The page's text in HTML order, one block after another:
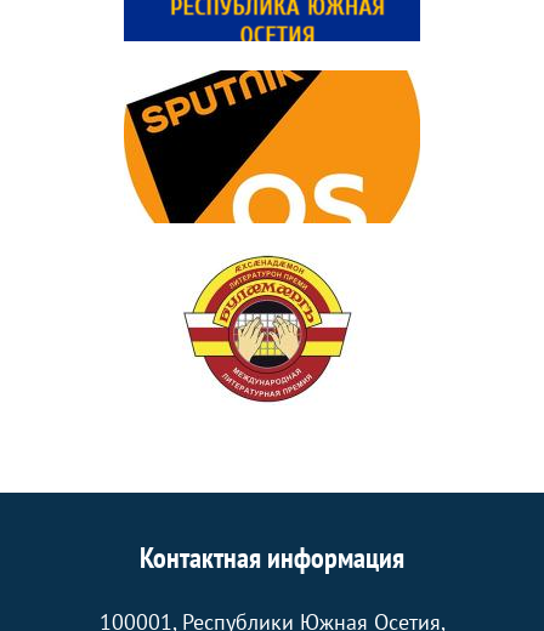
Контактная информация
100001, Республики Южная Осетия,